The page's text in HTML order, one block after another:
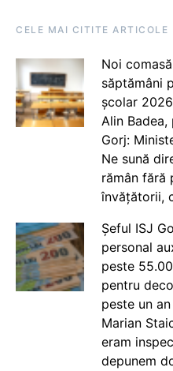
CELE MAI CITITE ARTICOLE
Noi
săptămâni
școlar
Alin
Gorj:
Ne sună
rămân fără
învățătorii,
Șeful ISJ
personal
peste
pentru
peste un
Marian
eram
depunem